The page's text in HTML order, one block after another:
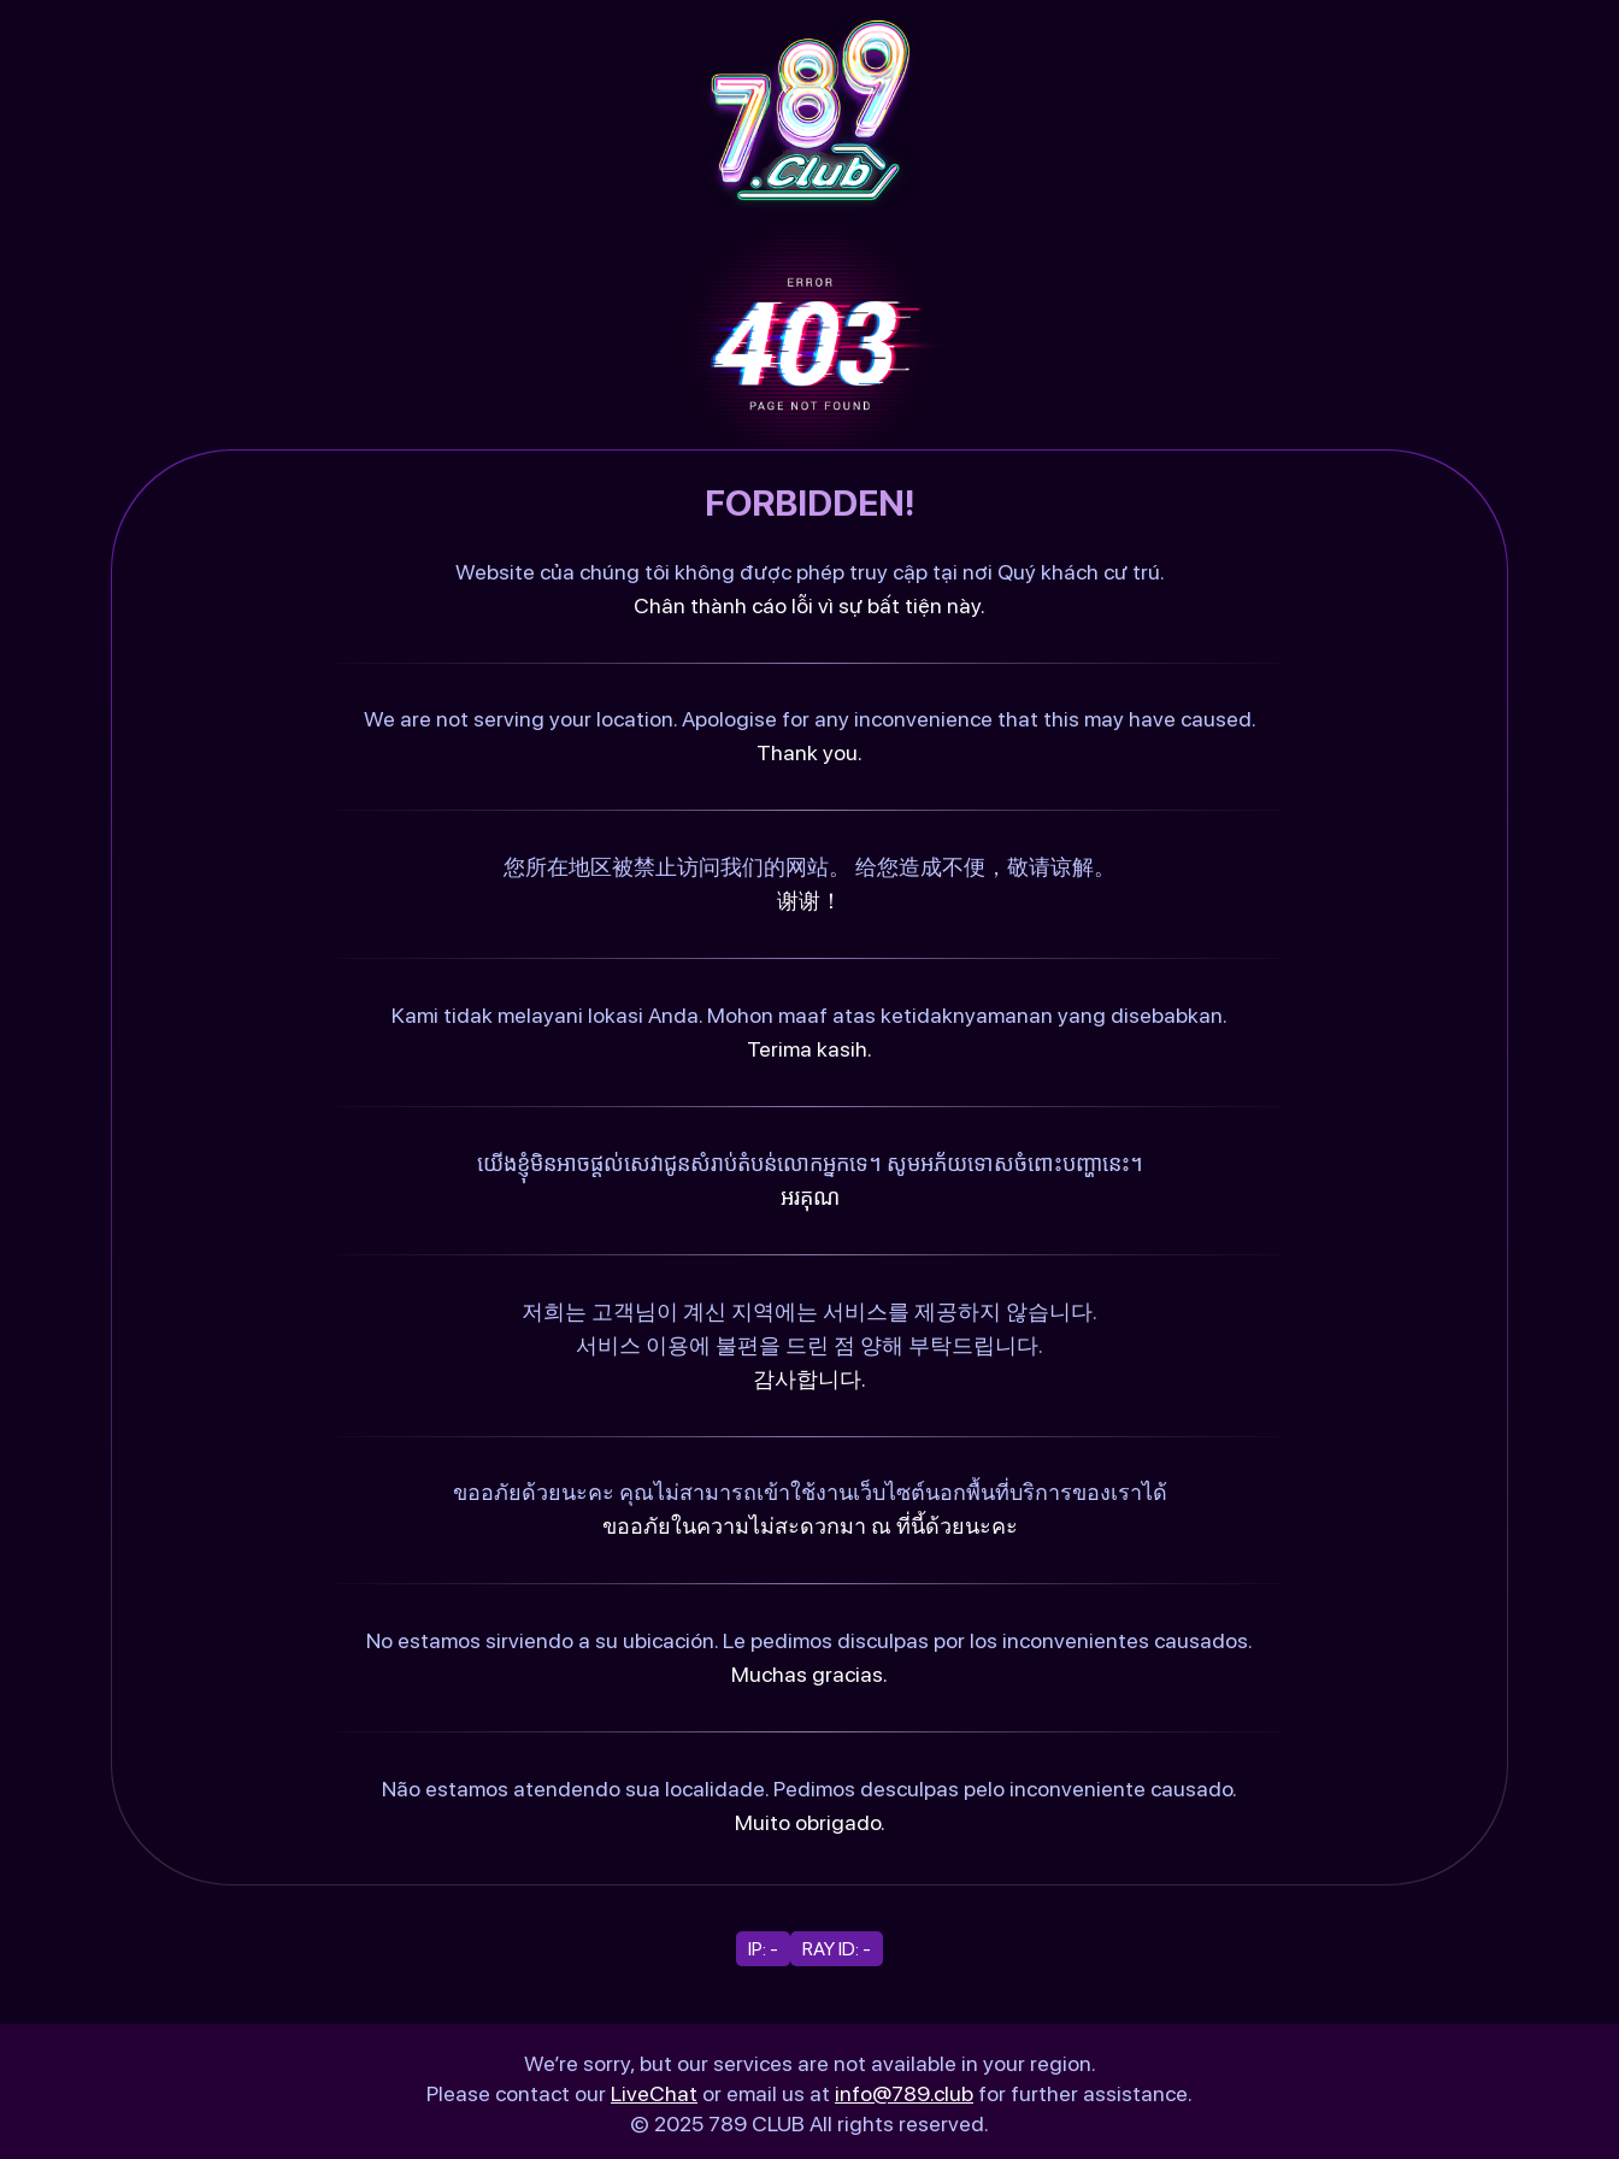
FORBIDDEN!
Website của chúng tôi không được phép truy cập tại nơi Quý khách cư trú.
Chân thành cáo lỗi vì sự bất tiện này.
We are not serving your location. Apologise for any inconvenience that this may have caused.
Thank you.
您所在地区被禁止访问我们的网站。 给您造成不便，敬请谅解。
谢谢！
Kami tidak melayani lokasi Anda. Mohon maaf atas ketidaknyamanan yang disebabkan.
Terima kasih.
យើងខ្ញុំមិនអាចផ្តល់សេវាជូនសំរាប់តំបន់លោកអ្នកទេ។ សូមអភ័យទោសចំពោះបញ្ហានេះ។
អរគុណ
저희는 고객님이 계신 지역에는 서비스를 제공하지 않습니다.
서비스 이용에 불편을 드린 점 양해 부탁드립니다.
감사합니다.
ขออภัยด้วยนะคะ คุณไม่สามารถเข้าใช้งานเว็บไซต์นอกพื้นที่บริการของเราได้
ขออภัยในความไม่สะดวกมา ณ ที่นี้ด้วยนะคะ
No estamos sirviendo a su ubicación. Le pedimos disculpas por los inconvenientes causados.
Muchas gracias.
Não estamos atendendo sua localidade. Pedimos desculpas pelo inconveniente causado.
Muito obrigado.
IP: - RAY ID: -
We’re sorry, but our services are not available in your region.
Please contact our LiveChat or email us at info@789.club for further assistance.
© 2025 789 CLUB All rights reserved.